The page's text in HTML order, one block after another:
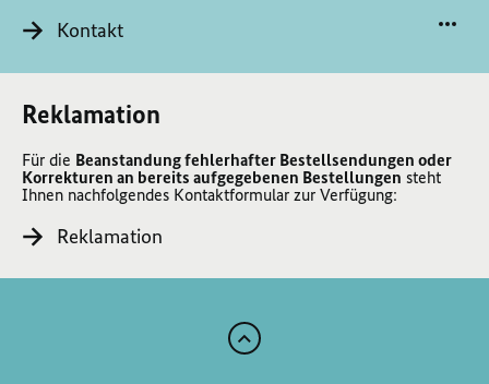
Kontakt
Reklamation
Für die Beanstandung fehlerhafter Bestellsendungen oder
Korrekturen an bereits aufgegebenen Bestellungen steht
Ihnen nachfolgendes Kontaktformular zur Verfügung:
Reklamation
Zum